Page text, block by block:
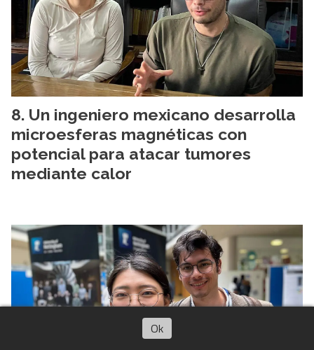
Un ingeniero mexicano desarrolla
microesferas magnéticas con
potencial para atacar tumores
mediante calor
Ok